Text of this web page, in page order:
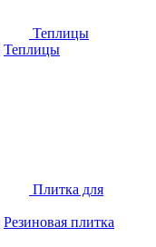
Теплицы
Теплицы
Плитка для
Резиновая плитка